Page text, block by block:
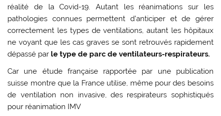
réalité de la Covid-19. Autant les réanimations sur les
pathologies connues permettent d’anticiper et de gérer
correctement les types de ventilations, autant les hôpitaux
ne voyant que les cas graves se sont retrouvés rapidement
dépassé par le type de parc de ventilateurs-respirateurs.
Car une étude française rapportée par une publication
suisse montre que la France utilise, même pour des besoins
de ventilation non invasive, des respirateurs sophistiqués
pour réanimation IMV